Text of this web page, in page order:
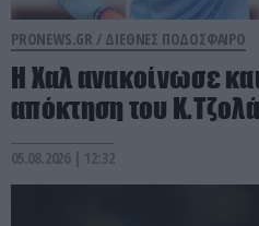
PRONEWS.GR / ΔΙΕΘΝΕΣ ΠΟΔΟΣΦΑΙΡΟ
Η Χαλ ανακοίνωσε
απόκτηση του
05.08.2026 | 12:32